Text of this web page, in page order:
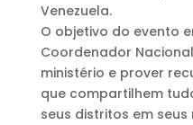
Venezuela.
O objetivo do evento
Coordenador
ministério e prover
que compartilhem
seus distritos em